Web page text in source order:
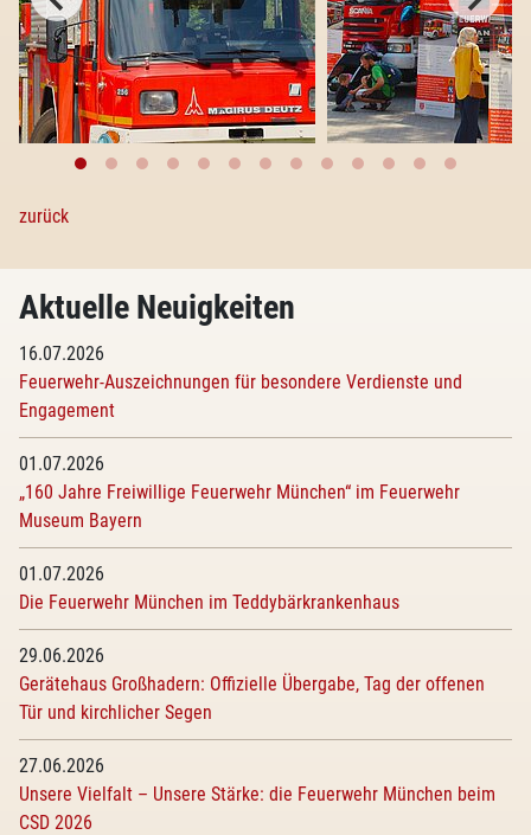
zurück
Aktuelle Neuigkeiten
16.07.2026
Feuerwehr-Auszeichnungen für besondere Verdienste und
Engagement
01.07.2026
„160 Jahre Freiwillige Feuerwehr München“ im Feuerwehr
Museum Bayern
01.07.2026
Die Feuerwehr München im Teddybärkrankenhaus
29.06.2026
Gerätehaus Großhadern: Offizielle Übergabe, Tag der offenen
Tür und kirchlicher Segen
27.06.2026
Unsere Vielfalt – Unsere Stärke: die Feuerwehr München beim
CSD 2026